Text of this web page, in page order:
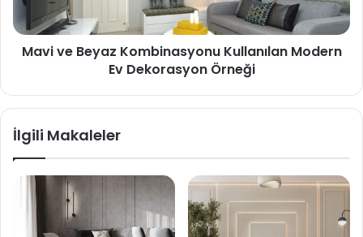
Mavi ve Beyaz Kombinasyonu Kullanılan Modern
Ev Dekorasyon Örneği
İlgili Makaleler